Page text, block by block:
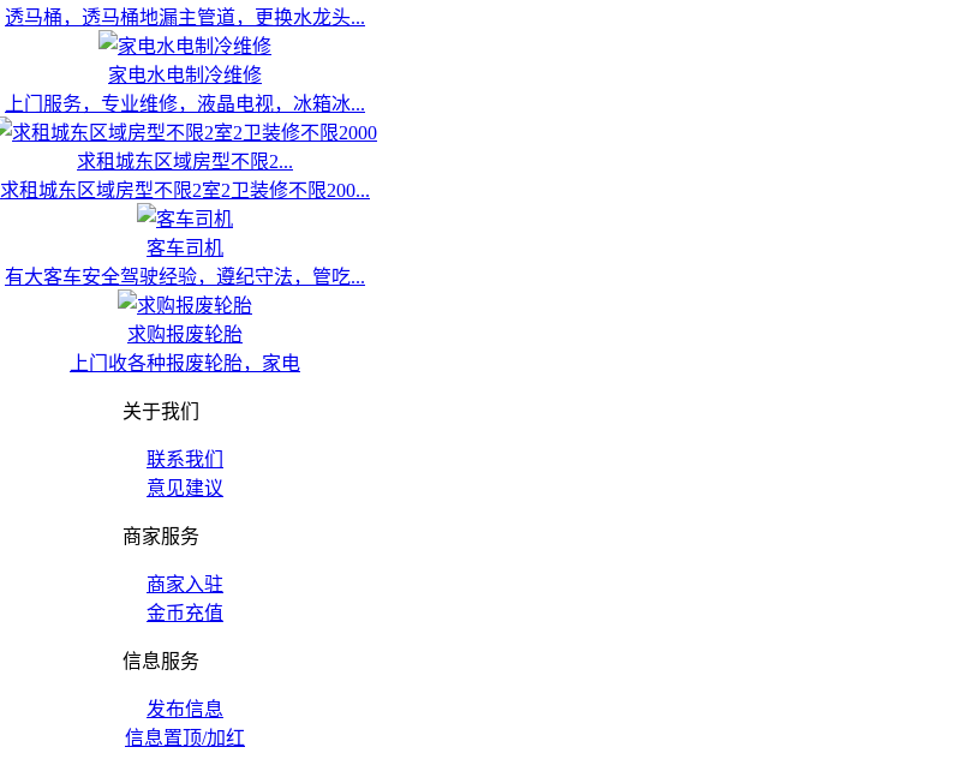
透马桶，透马桶地漏主管道，更换水龙头...
家电水电制冷维修
上门服务，专业维修，液晶电视，冰箱冰...
求租城东区域房型不限2...
求租城东区域房型不限2室2卫装修不限200...
客车司机
有大客车安全驾驶经验，遵纪守法，管吃...
求购报废轮胎
上门收各种报废轮胎，家电
关于我们
联系我们
意见建议
商家服务
商家入驻
金币充值
信息服务
发布信息
信息置顶/加红